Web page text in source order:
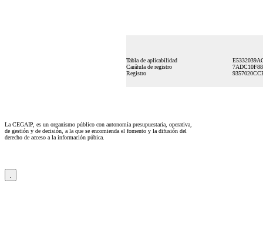
Tabla de aplicabilidad
Carátula de registro
Registro
La CEGAIP, es un organismo público con autonomía presupuestaria, operativa,
de gestión y de decisión, a la que se encomienda el fomento y la difusión del
derecho de acceso a la información púbica.